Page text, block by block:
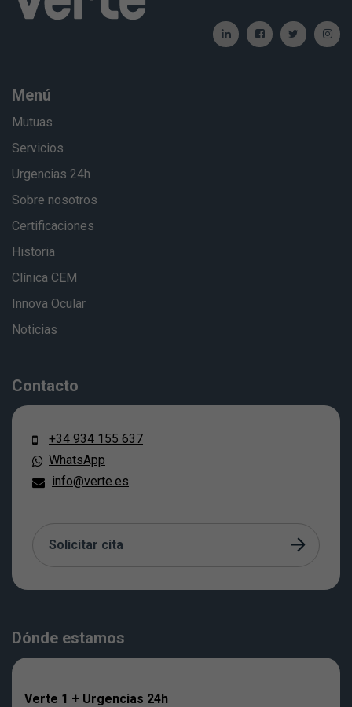
Menú
Mutuas
Servicios
Urgencias 24h
Sobre nosotros
Certificaciones
Historia
Clínica CEM
Innova Ocular
Noticias
Contacto
+34 934 155 637
WhatsApp
info@verte.es
Solicitar cita
Dónde estamos
Verte 1 + Urgencias 24h